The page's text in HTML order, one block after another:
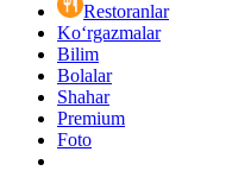
Restoranlar
Ko‘rgazmalar
Bilim
Bolalar
Shahar
Premium
Foto